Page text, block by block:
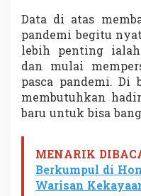
Data di atas
pandemi begitu
lebih penting
dan mulai
pasca pandemi. Di
membutuhkan
baru untuk bisa
MENARIK
Berkumpul di
Warisan